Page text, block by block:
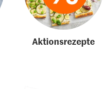
Aktionsrezepte